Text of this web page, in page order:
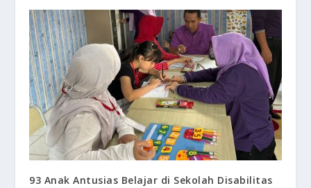
93 Anak Antusias Belajar di Sekolah Disabilitas